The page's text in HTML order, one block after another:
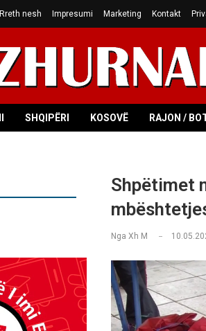
Rreth nesh Impresumi Marketing Kontakt
SHQIPËRI KOSOVË RAJON /
Shpëtimet
Nga Xh M